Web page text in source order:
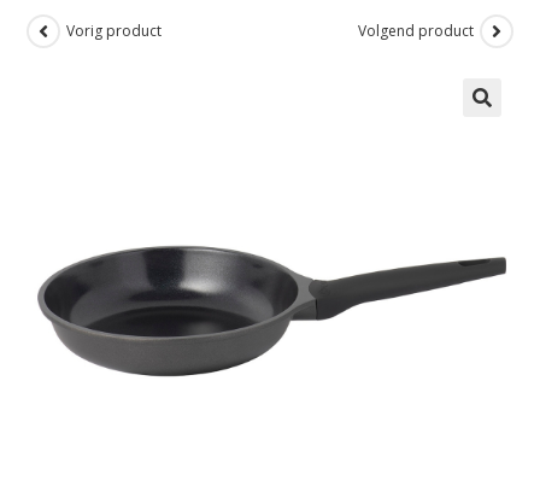
Vorig product Volgend product